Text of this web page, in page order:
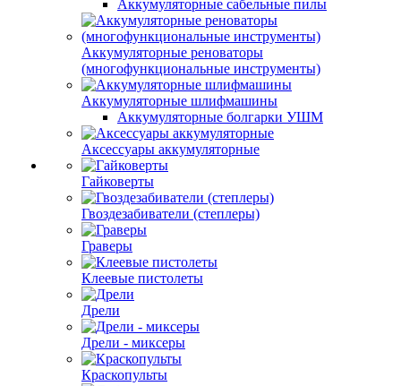
Аккумуляторные сабельные пилы
Аккумуляторные реноваторы
(многофункциональные инструменты)
Аккумуляторные шлифмашины
Аккумуляторные болгарки УШМ
Аксессуары аккумуляторные
Гайковерты
Гвоздезабиватели (степлеры)
Граверы
Клеевые пистолеты
Дрели
Дрели - миксеры
Краскопульты